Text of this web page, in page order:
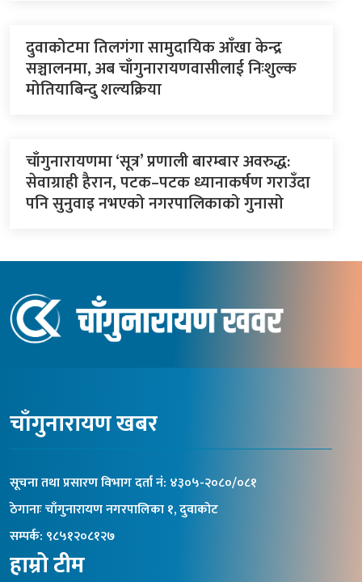
दुवाकोटमा तिलगंगा सामुदायिक आँखा केन्द्र
सञ्चालनमा, अब चाँगुनारायणवासीलाई निःशुल्क
मोतियाबिन्दु शल्यक्रिया
चाँगुनारायणमा ‘सूत्र’ प्रणाली बारम्बार अवरुद्ध:
सेवाग्राही हैरान, पटक–पटक ध्यानाकर्षण गराउँदा
पनि सुनुवाइ नभएको नगरपालिकाको गुनासो
चाँगुनारायण खबर
सूचना तथा प्रसारण विभाग दर्ता नंं: ४३०५-२०८०/०८१
ठेगानाः चाँगुनारायण नगरपालिका १, दुवाकोट
सम्पर्क: ९८५१२०८१२७
हाम्रो टीम